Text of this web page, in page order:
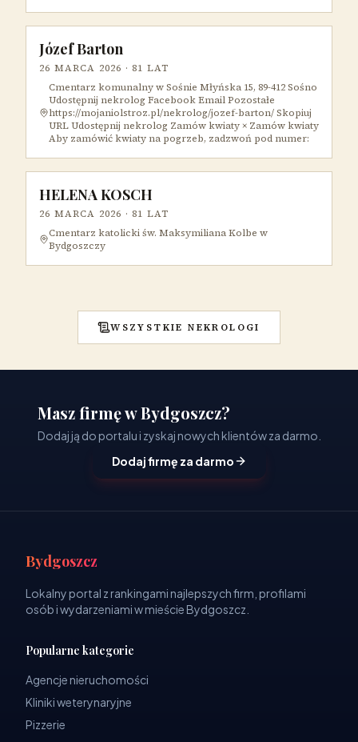
Józef Barton
26 MARCA 2026 · 81 LAT
Cmentarz komunalny w Sośnie Młyńska 15, 89-412 Sośno
Udostępnij nekrolog Facebook Email Pozostałe
https://mojaniolstroz.pl/nekrolog/jozef-barton/ Skopiuj
URL Udostępnij nekrolog Zamów kwiaty × Zamów kwiaty
Aby zamówić kwiaty na pogrzeb, zadzwoń pod numer:
HELENA KOSCH
26 MARCA 2026 · 81 LAT
Cmentarz katolicki św. Maksymiliana Kolbe w
Bydgoszczy
WSZYSTKIE NEKROLOGI
Masz firmę w Bydgoszcz?
Dodaj ją do portalu i zyskaj nowych klientów za darmo.
Dodaj firmę za darmo
Bydgoszcz
Lokalny portal z rankingami najlepszych firm, profilami
osób i wydarzeniami w mieście Bydgoszcz.
Popularne kategorie
Agencje nieruchomości
Kliniki weterynaryjne
Pizzerie